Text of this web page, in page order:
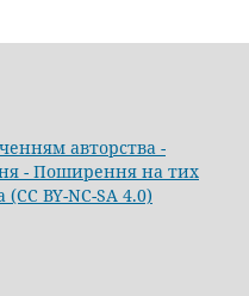
авторства -
- Поширення на тих
BY-NC-SA 4.0)